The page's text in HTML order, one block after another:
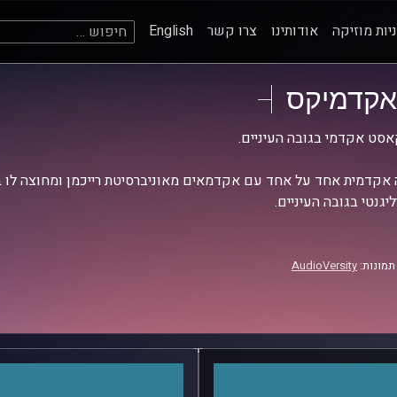
מוזיקה אודותינו צרו קשר English חיפוש:
אקדמיקס
אקדמי בגובה העיניים.
אקדמית אחד על אחד עם אקדמאים מאוניברסיטת רייכמן ומחוצה לו
בגובה העיניים.
AudioVersity